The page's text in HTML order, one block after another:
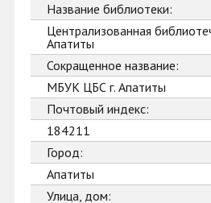
Название библиотеки:
Централизованная
Апатиты
Сокращенное название:
МБУК ЦБС г. Апатиты
Почтовый индекс:
184211
Город:
Апатиты
Улица, дом: